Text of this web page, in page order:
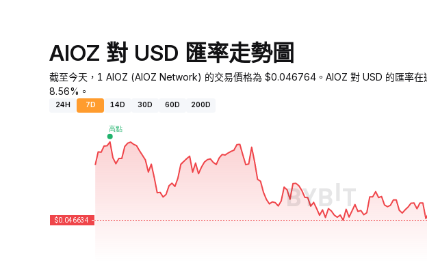
AIOZ 對 USD 匯率走勢圖
截至今天，1 AIOZ (AIOZ Network) 的交易價格為 $0.046764。AIOZ 對 USD 的匯
8.56%。
24H 7D 14D 30D 60D 200D